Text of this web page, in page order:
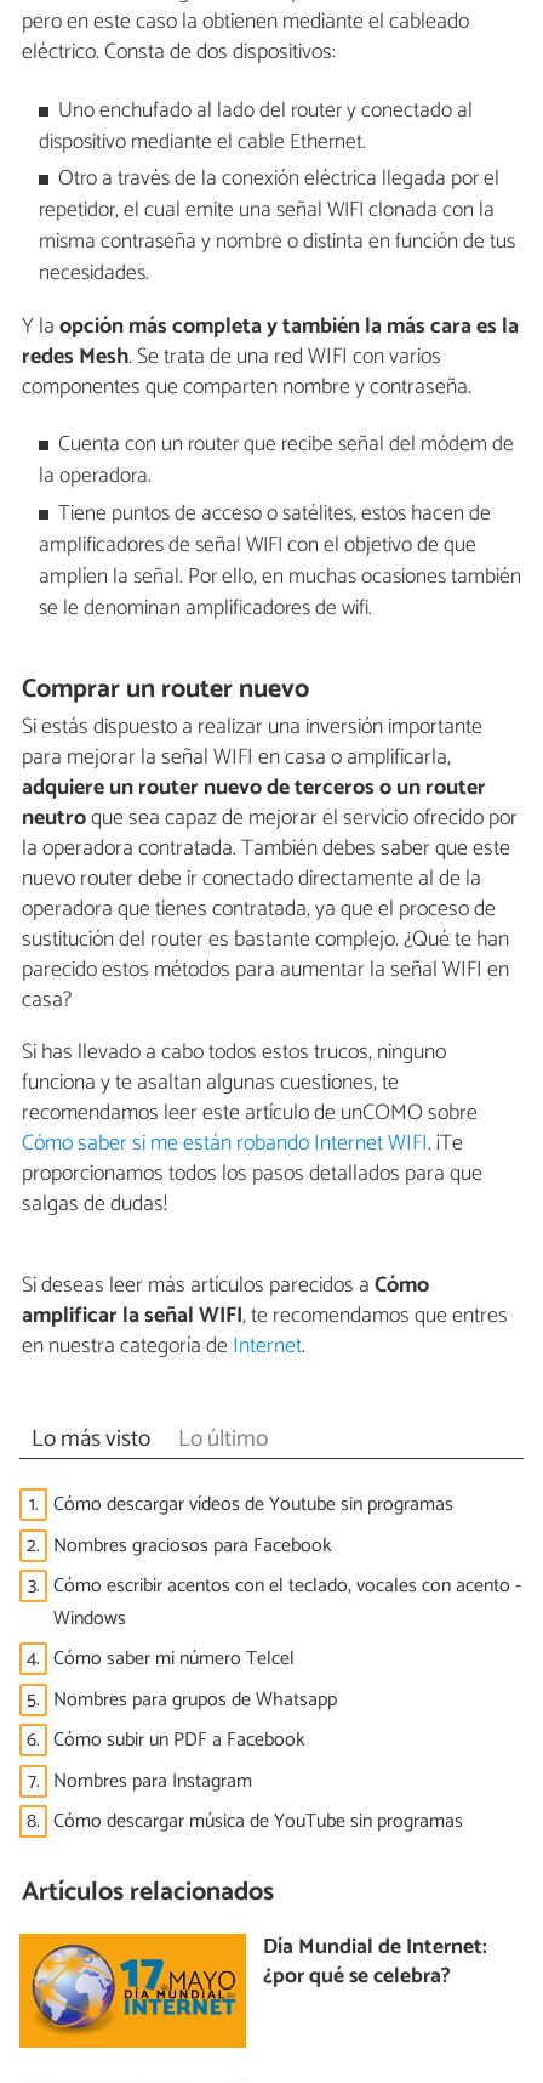
pero en este caso la obtienen mediante el cableado
eléctrico. Consta de dos dispositivos:
Uno enchufado al lado del router y conectado al
dispositivo mediante el cable Ethernet.
Otro a través de la conexión eléctrica llegada por el
repetidor, el cual emite una señal WIFI clonada con la
misma contraseña y nombre o distinta en función de tus
necesidades.
Y laopción más completa y también la más cara es la
redes Mesh. Se trata de una red WIFI con varios
componentes que comparten nombre y contraseña.
Cuenta con un router que recibe señal del módem de
la operadora.
Tiene puntos de acceso o satélites, estos hacen de
amplificadores de señal WIFI con el objetivo de que
amplíen la señal. Por ello, en muchas ocasiones también
se le denominan amplificadores de wifi.
Comprar un router nuevo
Si estás dispuesto a realizar una inversión importante
para mejorar la señal WIFI en casa o amplificarla,
adquiere un router nuevo de terceros o un router
neutroque sea capaz de mejorar el servicio ofrecido por
la operadora contratada. También debes saber que este
nuevo router debe ir conectado directamente al de la
operadora que tienes contratada, ya que el proceso de
sustitución del router es bastante complejo. ¿Qué te han
parecido estos métodos para aumentar la señal WIFI en
casa?
Si has llevado a cabo todos estos trucos, ninguno
funciona y te asaltan algunas cuestiones, te
recomendamos leer este artículo de unCOMO sobre
Cómo saber si me están robando Internet WIFI. ¡Te
proporcionamos todos los pasos detallados para que
salgas de dudas!
Si deseas leer más artículos parecidos aCómo
amplificar la señal WIFI, te recomendamos que entres
en nuestra categoría deInternet.
Lo más visto Lo último
1. Cómo descargar vídeos de Youtube sin programas
2. Nombres graciosos para Facebook
3. Cómo escribir acentos con el teclado, vocales con acento -
Windows
4. Cómo saber mi número Telcel
5. Nombres para grupos de Whatsapp
6. Cómo subir un PDF a Facebook
7. Nombres para Instagram
8. Cómo descargar música de YouTube sin programas
Artículos relacionados
Día Mundial de Internet:
¿por qué se celebra?